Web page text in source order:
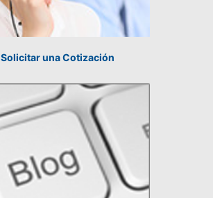
Solicitar una Cotización